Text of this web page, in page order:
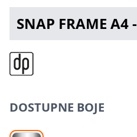
SNAP FRAME A4 -
DOSTUPNE BOJE